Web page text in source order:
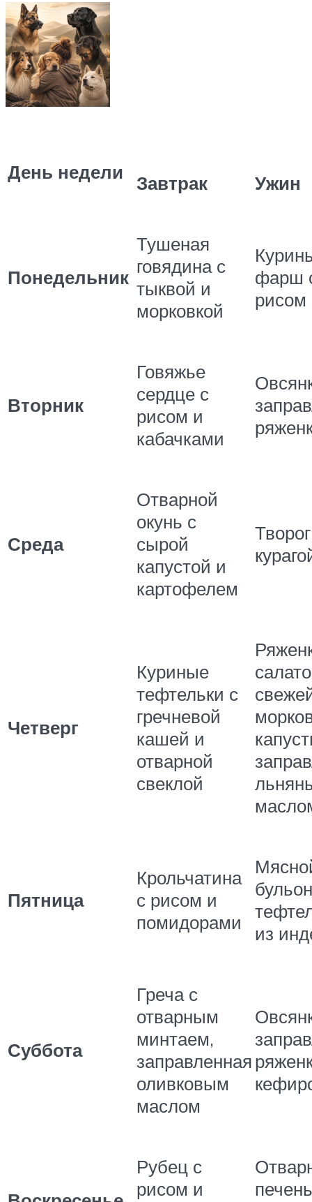
День недели Завтрак Ужин
Понедельник
Тушеная
говядина с
тыквой и
морковкой
фарш
рисом
Вторник
Говяжье
сердце с
рисом и
кабачками
Среда
Отварной
окунь с
сырой
капустой и
картофелем
Четверг
Куриные
тефтельки с
гречневой
кашей и
отварной
свеклой
Пятница
Крольчатина
с рисом и
помидорами
из
Суббота
Греча с
отварным
минтаем,
заправленная
оливковым
маслом
Рубец с
рисом и